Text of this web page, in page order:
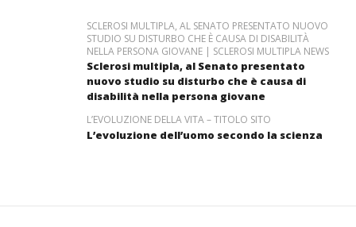
SCLEROSI MULTIPLA, AL SENATO PRESENTATO NUOVO
STUDIO SU DISTURBO CHE È CAUSA DI DISABILITÀ
NELLA PERSONA GIOVANE | SCLEROSI MULTIPLA NEWS
Sclerosi multipla, al Senato presentato
nuovo studio su disturbo che è causa di
disabilità nella persona giovane
L’EVOLUZIONE DELLA VITA – TITOLO SITO
L’evoluzione dell’uomo secondo la scienza